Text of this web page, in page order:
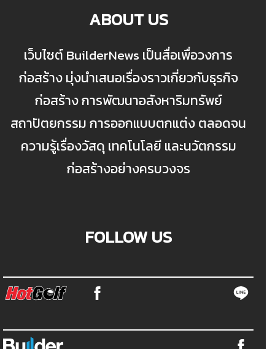
ABOUT US
เว็บไซต์ BuilderNews เป็นสื่อเพื่อวงการ
ก่อสร้าง มุ่งนำเสนอเรื่องราวเกี่ยวกับธุรกิจ
ก่อสร้าง การพัฒนาอสังหาริมทรัพย์
สถาปัตยกรรม การออกแบบตกแต่ง ตลอดจน
ความรู้เรื่องวัสดุ เทคโนโลยี และนวัตกรรม
ก่อสร้างอย่างครบวงจร
FOLLOW US